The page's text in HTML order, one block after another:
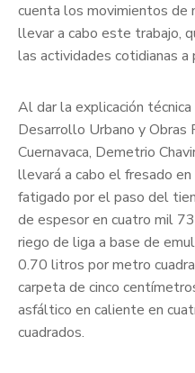
cuenta los movimientos de
llevar a cabo este trabajo,
las actividades cotidianas a
Al dar la explicación
Desarrollo Urbano y
Cuernavaca, Demetrio
llevará a cabo el fresado
fatigado por el paso del
de espesor en cuatro mil
riego de liga a base de
0.70 litros por metro
carpeta de cinco
asfáltico en caliente en
cuadrados.